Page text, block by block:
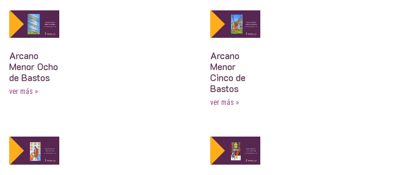
Arcano
Menor Ocho
de Bastos
ver más »
Arcano
Menor
Cinco de
Bastos
ver más »